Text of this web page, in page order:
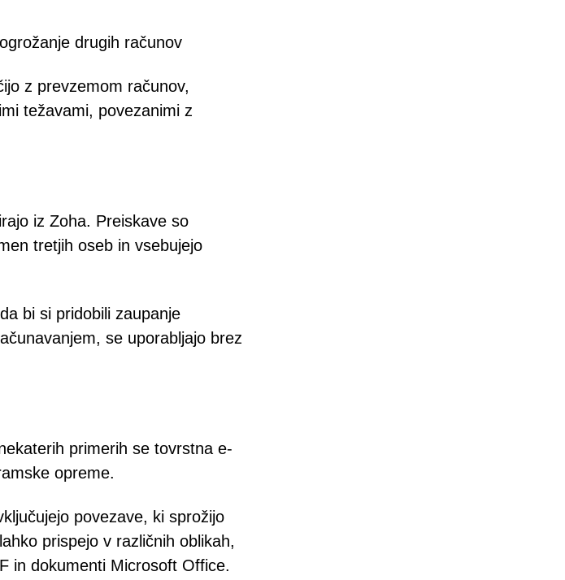
drugih računov
z prevzemom računov,
težavami, povezanimi z
iz Zoha. Preiskave so
tretjih oseb in vsebujejo
bi si pridobili zaupanje
se uporabljajo brez
primerih se tovrstna e-
opreme.
povezave, ki sprožijo
prispejo v različnih oblikah,
in dokumenti Microsoft Office.